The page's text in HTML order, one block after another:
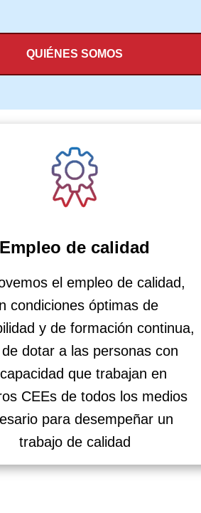
QUIÉNES SOMOS
Empleo de calidad
el empleo de calidad,
condiciones óptimas de
y de formación continua,
dotar a las personas con
que trabajan en
CEEs de todos los medios
para desempeñar un
trabajo de calidad